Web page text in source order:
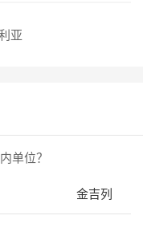
亚
单位？
金吉列